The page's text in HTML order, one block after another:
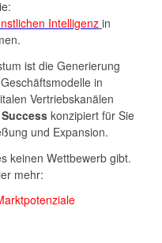
Intelligenz in
ist die Generierung
in
Vertriebskanälen
konzipiert für Sie
und Expansion.
keinen Wettbewerb gibt.
mehr: